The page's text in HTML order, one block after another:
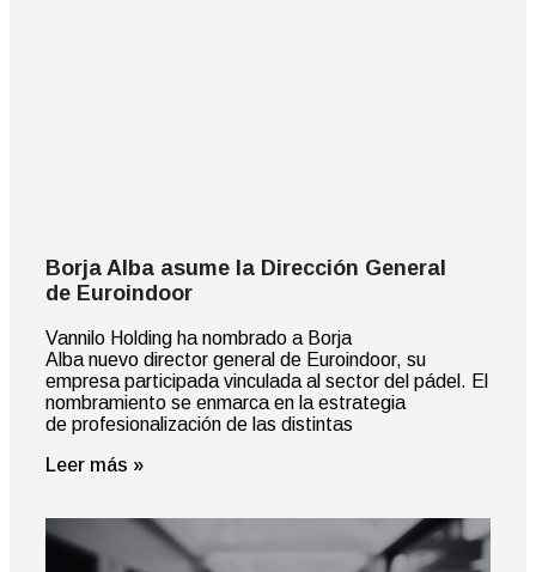
Borja Alba asume la Dirección General
de Euroindoor
Vannilo Holding ha nombrado a Borja
Alba nuevo director general de Euroindoor, su
empresa participada vinculada al sector del pádel. El
nombramiento se enmarca en la estrategia
de profesionalización de las distintas
Leer más »